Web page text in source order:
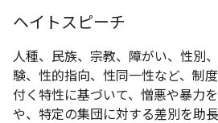
ヘイトスピーチ
人種、民族、宗教、障がい、性別
験、性的指向、性同一性など、制
付く特性に基づいて、憎悪や暴力
や、特定の集団に対する差別を助